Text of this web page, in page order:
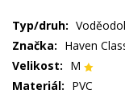
Typ/druh:
Značka: Haven
Velikost: M
Materiál: PVC